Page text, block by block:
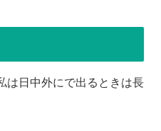
は日中外にで出るときは長